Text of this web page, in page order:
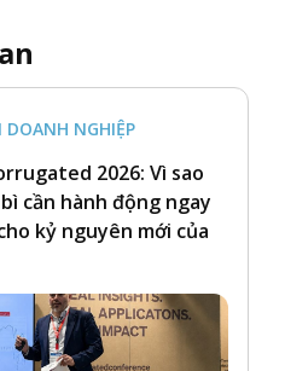
NGHIỆP
2026: Vì sao
cần hành động ngay
kỷ nguyên mới của